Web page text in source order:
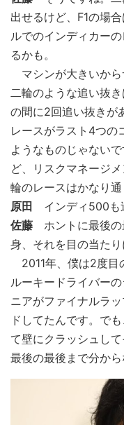
出せるけど、F1の場
ルでのインディカー
るかも。
マシンが大きいから
二輪のような追い抜
の間に2回追い抜きが
レースがラスト4つの
ようなものじゃない
ど、リスクマネージ
輪のレースはかなり通
原田 インディ500も
佐藤 ホントに最後の
身、それを目の当たり
2011年、僕は2度目
ルーキードライバー
ニアがファイナルラ
ドしてたんです。で
て壁にクラッシュし
最後の最後まで分から